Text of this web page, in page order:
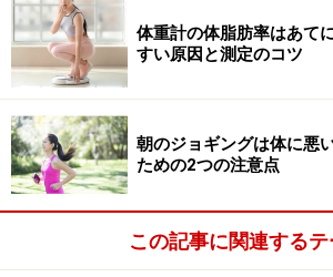
ます。この姿勢はいわゆる「お尻が
り、背中が丸まって腰椎への負担が
痛に悩まされる人の体をチェックして
リングスの硬さによって腰痛を引き
も少なくありません。特に腰を曲げ
プはハムストリングスの柔軟性を改善
やわらぐことが期待できます。
体重計の体脂肪率はあて
すい原因と測定のコツ
朝のジョギングは体に悪
ための2つの注意点
この記事に関連するテ